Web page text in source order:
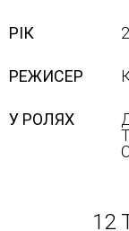
РІК
РЕЖИСЕР
У РОЛЯХ
12